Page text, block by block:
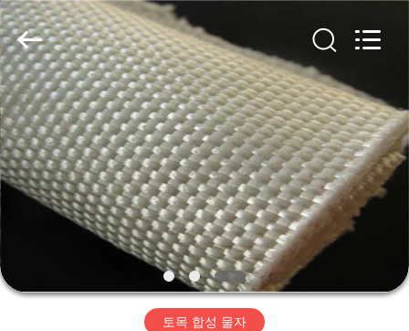
집
제
품
우
리
2020
-
2026
HUATAO
LOVER
LTD.
All
Rights
Reserved.
토목 합성 물자